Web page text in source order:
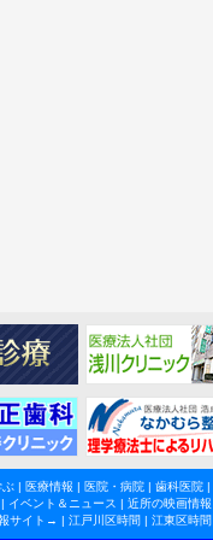
ぶ| 医療情報 | 医院・病院| 歯科医院|
イベント＆ニュース | 近所の映画情報
サイト→ | 江戸川区時間 | 江東区時間